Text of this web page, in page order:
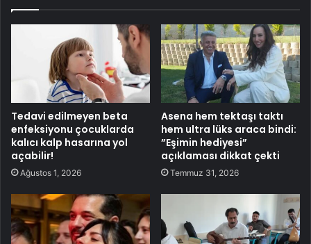
Tedavi edilmeyen beta
enfeksiyonu çocuklarda
kalıcı kalp hasarına yol
açabilir!
Ağustos 1, 2026
Asena hem tektaşı taktı
hem ultra lüks araca bindi:
”Eşimin hediyesi”
açıklaması dikkat çekti
Temmuz 31, 2026